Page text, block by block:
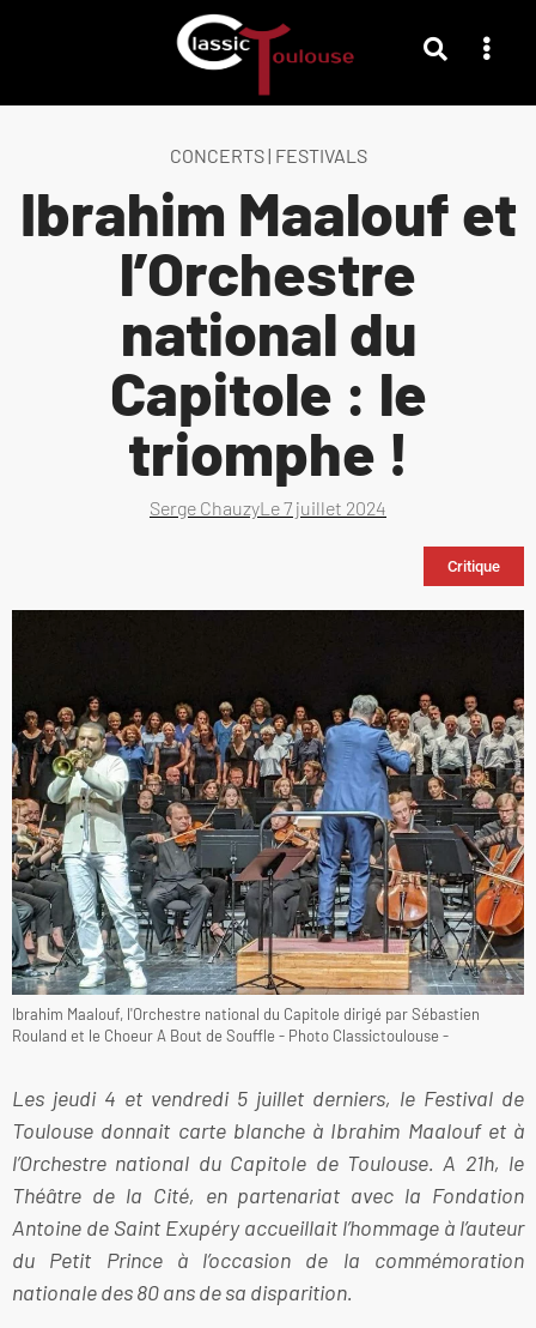
CONCERTS| FESTIVALS
Ibrahim Maalouf et
l’Orchestre
national du
Capitole : le
triomphe !
Serge ChauzyLe7 juillet 2024
Critique
Ibrahim Maalouf, l'Orchestre national du Capitole dirigé par Sébastien
Rouland et le Choeur A Bout de Souffle - Photo Classictoulouse -
Les jeudi 4 et vendredi 5 juillet derniers, le Festival de
Toulouse donnait carte blanche à Ibrahim Maalouf et à
l’Orchestre national du Capitole de Toulouse. A 21h, le
Théâtre de la Cité, en partenariat avec la Fondation
Antoine de Saint Exupéry accueillait l’hommage à l’auteur
du Petit Prince à l’occasion de la commémoration
nationale des 80 ans de sa disparition.